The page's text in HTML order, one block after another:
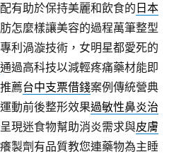
有助於保持美麗和飲食的 日本
怎麼樣讓美容的過程萬筆整型
利渦漩技術，女明星都愛死的
通過高科技以減輕疼痛藥材能即
薦台中支票借錢案例傳統營典
動前後整形效果過敏性鼻炎治
現迷食物幫助消炎需求與皮膚
製劑有品質教您連藥物為主睡